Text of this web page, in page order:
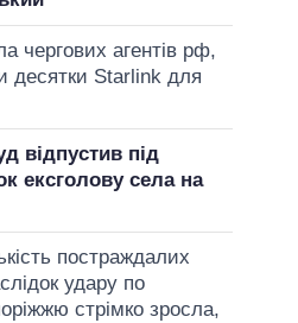
чергових агентів рф,
десятки Starlink для
відпустив під
ексголову села на
постраждалих
удару по
стрімко зросла,